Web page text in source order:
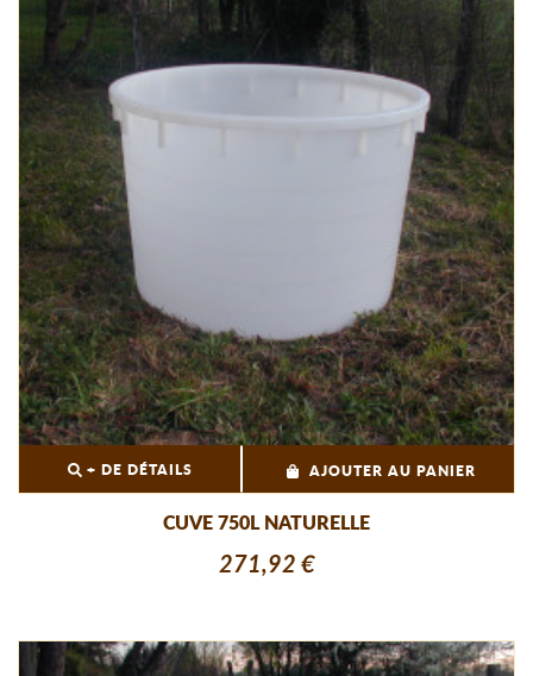
+ DE DÉTAILS AJOUTER AU PANIER
CUVE 750L NATURELLE
271,92 €